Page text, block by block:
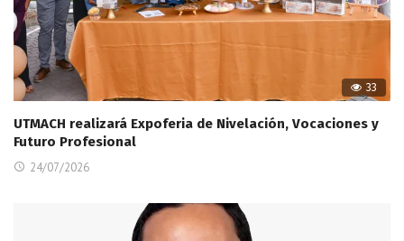
33
UTMACH realizará Expoferia de Nivelación, Vocaciones y
Futuro Profesional
24/07/2026